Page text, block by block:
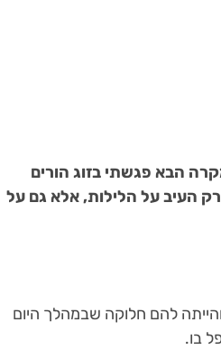
הבא פגשתי בזוג הורים
העיב על הלילות, אלא גם על
להם חלוקה שבמהלך היום
בו.